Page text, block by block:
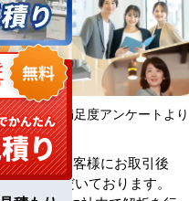
お客様満足度アンケートより
ましたお客様にお取引後
をいただいております。